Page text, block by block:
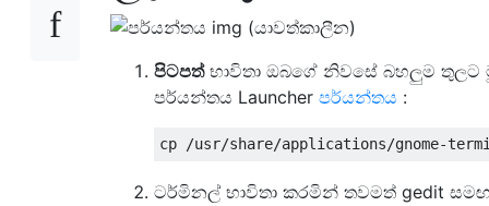
පිටපත්භාවිතා ඔබගේ නිවසේ බහලුම තුලට
පර්යන්තය Launcher පර්යන්තය :
ටර්මිනල් භාවිතා කරමින් තවමත් gedit සමඟ